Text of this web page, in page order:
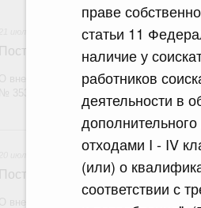
праве
статьи 11
наличие у
работников
деятельности в
отходами I - IV
(или) о
соответствии с
Постановление Правительства
О внесении изменения в постановление
20
Постановление Правительства